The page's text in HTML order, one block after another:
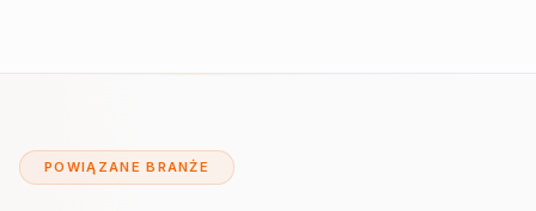
POWIĄZANE BRANŻE